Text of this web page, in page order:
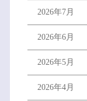
2026年7月
2026年6月
2026年5月
2026年4月